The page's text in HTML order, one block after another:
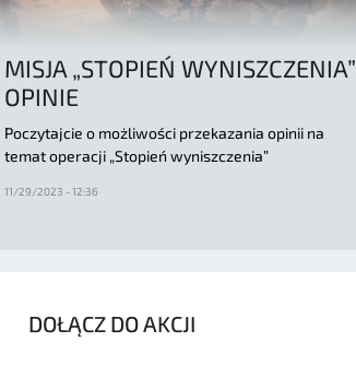
MISJA „STOPIEŃ
OPINIE
Poczytajcie o możliwości przekazania opinii na
temat operacji „Stopień wyniszczenia”
11/29/2023 - 12:36
DOŁĄCZ DO AKCJI